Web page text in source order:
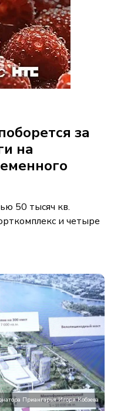
за
на
50 тысяч кв.
и четыре
Приангарья Игоря Кобзева